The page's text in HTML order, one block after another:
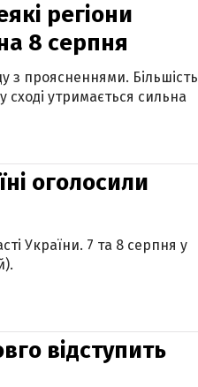
регіони
8 серпня
з проясненнями. Більшість
сході утримається сильна
оголосили
України. 7 та 8 серпня у
відступить